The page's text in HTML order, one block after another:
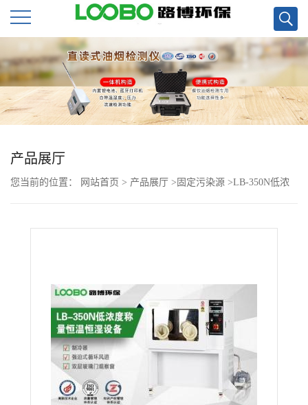
公
司
首
页
公
产品展厅
您当前的位置： 网站首页 > 产品展厅 > 固定污染源 >LB-350N低浓